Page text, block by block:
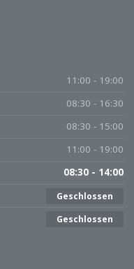
11:00 - 19:00
08:30 - 16:30
08:30 - 15:00
11:00 - 19:00
08:30 - 14:00
Geschlossen
Geschlossen